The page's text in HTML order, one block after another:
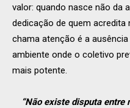
valor: quando nasce não da
dedicação de quem
chama atenção é a
ambiente onde o coletivo
mais potente.
“Não existe disputa entre